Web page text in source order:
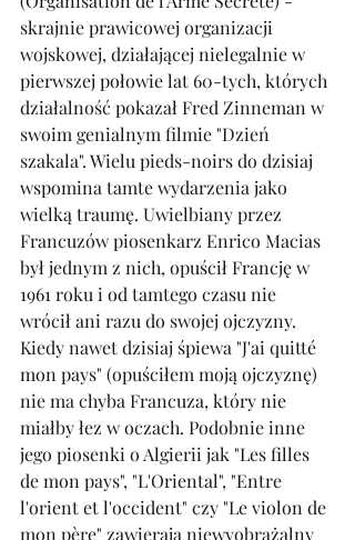
skrajnie prawicowej organizacji
wojskowej, działającej nielegalnie w
pierwszej połowie lat 60-tych, których
działalność pokazał Fred Zinneman w
swoim genialnym filmie "Dzień
szakala". Wielu pieds-noirs do dzisiaj
wspomina tamte wydarzenia jako
wielką traumę. Uwielbiany przez
Francuzów piosenkarz Enrico Macias
był jednym z nich, opuścił Francję w
1961 roku i od tamtego czasu nie
wrócił ani razu do swojej ojczyzny.
Kiedy nawet dzisiaj śpiewa "J'ai quitté
mon pays" (opuściłem moją ojczyznę)
nie ma chyba Francuza, który nie
miałby łez w oczach. Podobnie inne
jego piosenki o Algierii jak "Les filles
de mon pays", "L'Oriental", "Entre
l'orient et l'occident" czy "Le violon de
mon père" zawierają niewyobrażalny